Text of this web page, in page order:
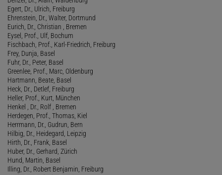
Egert, Dr., Ulrich, Freiburg
Ehrenstein, Dr., Walter, Dortmund
Eurich, Dr., Christian , Bremen
Eysel, Prof., Ulf, Bochum
Fischbach, Prof., Karl-Friedrich, Freiburg
Frey, Dunja, Basel
Fuhr, Dr., Peter, Basel
Greenlee, Prof., Marc, Oldenburg
Hartmann, Beate, Basel
Heck, Dr., Detlef, Freiburg
Heller, Prof., Kurt, München
Henkel , Dr., Rolf , Bremen
Herdegen, Prof., Thomas, Kiel
Herrmann, Dr., Gudrun, Bern
Hilbig, Dr., Heidegard, Leipzig
Hirth, Dr., Frank, Basel
Huber, Dr., Gerhard, Zürich
Hund, Martin, Basel
Illing, Dr., Robert Benjamin, Freiburg